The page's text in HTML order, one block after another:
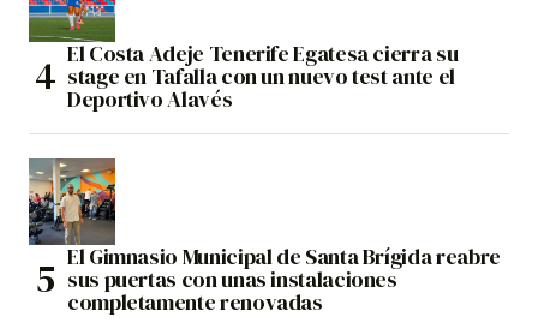
El Costa Adeje Tenerife Egatesa cierra su
stage en Tafalla con un nuevo test ante el
Deportivo Alavés
El Gimnasio Municipal de Santa Brígida reabre
sus puertas con unas instalaciones
completamente renovadas